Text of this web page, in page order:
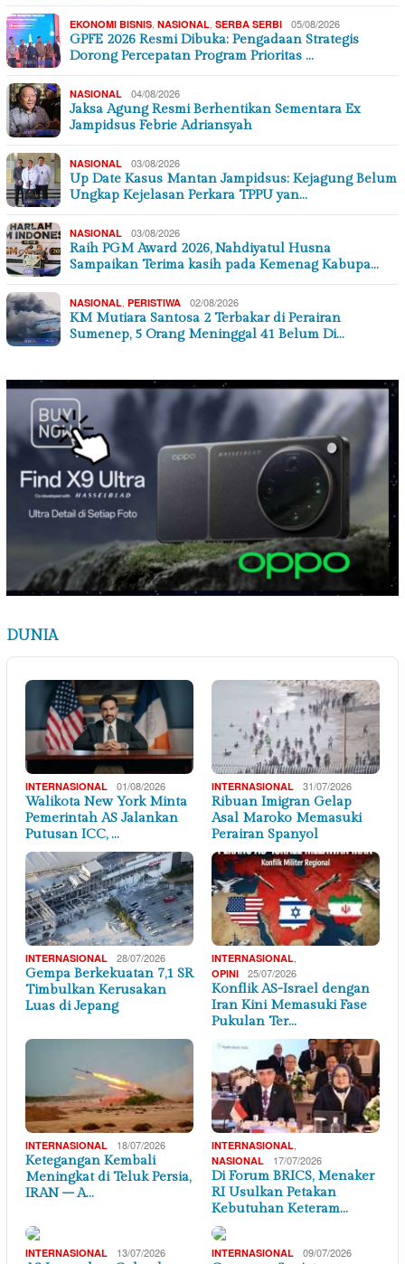
EKONOMI BISNIS NASIONAL SERBA SERBI 05/08/2026
GPFE 2026 Resmi Dibuka: Pengadaan Strategis
Dorong Percepatan Program Prioritas …
NASIONAL 04/08/2026
Jaksa Agung Resmi Berhentikan Sementara Ex
Jampidsus Febrie Adriansyah
NASIONAL 03/08/2026
Up Date Kasus Mantan Jampidsus: Kejagung Belum
Ungkap Kejelasan Perkara TPPU yan…
NASIONAL 03/08/2026
Raih PGM Award 2026, Nahdiyatul Husna
Sampaikan Terima kasih pada Kemenag Kabupa…
NASIONAL PERISTIWA 02/08/2026
KM Mutiara Santosa 2 Terbakar di Perairan
Sumenep, 5 Orang Meninggal 41 Belum Di…
DUNIA
INTERNASIONAL 01/08/2026
Walikota New York Minta
Pemerintah AS Jalankan
Putusan ICC, …
INTERNASIONAL 31/07/2026
Ribuan Imigran Gelap
Asal Maroko Memasuki
Perairan Spanyol
INTERNASIONAL 28/07/2026
Gempa Berkekuatan 7,1 SR
Timbulkan Kerusakan
Luas di Jepang
INTERNASIONAL
OPINI 25/07/2026
Konflik AS-Israel dengan
Iran Kini Memasuki Fase
Pukulan Ter…
INTERNASIONAL 18/07/2026
Ketegangan Kembali
Meningkat di Teluk Persia,
IRAN – A…
INTERNASIONAL,
NASIONAL 17/07/2026
Di Forum BRICS, Menaker
RI Usulkan Petakan
Kebutuhan Keteram…
INTERNASIONAL 13/07/2026 INTERNASIONAL 09/07/2026